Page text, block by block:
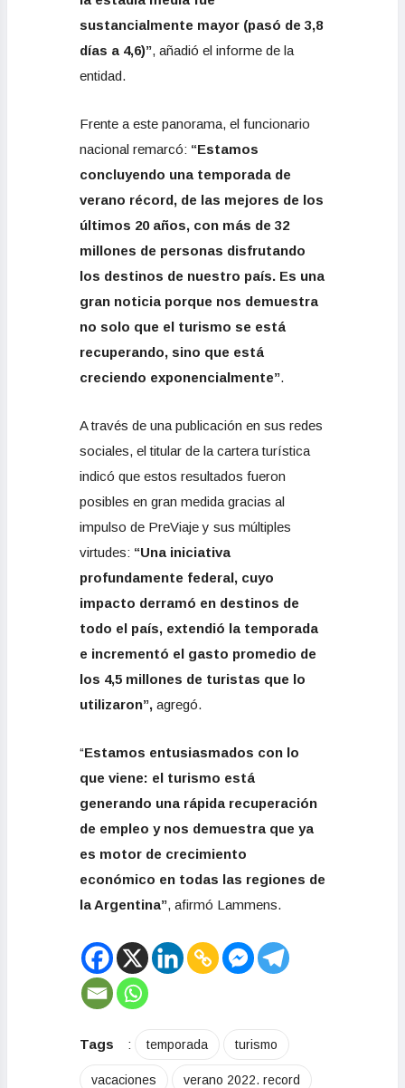
sustancialmente mayor (pasó de 3,8
días a 4,6)”, añadió el informe de la
entidad.
Frente a este panorama, el funcionario
nacional remarcó: “Estamos
concluyendo una temporada de
verano récord, de las mejores de los
últimos 20 años, con más de 32
millones de personas disfrutando
los destinos de nuestro país. Es una
gran noticia porque nos demuestra
no solo que el turismo se está
recuperando, sino que está
creciendo exponencialmente”.
A través de una publicación en sus redes
sociales, el titular de la cartera turística
indicó que estos resultados fueron
posibles en gran medida gracias al
impulso de PreViaje y sus múltiples
virtudes: “Una iniciativa
profundamente federal, cuyo
impacto derramó en destinos de
todo el país, extendió la temporada
e incrementó el gasto promedio de
los 4,5 millones de turistas que lo
utilizaron”, agregó.
“Estamos entusiasmados con lo
que viene: el turismo está
generando una rápida recuperación
de empleo y nos demuestra que ya
es motor de crecimiento
económico en todas las regiones de
la Argentina”, afirmó Lammens.
Tags : temporada turismo
vacaciones verano 2022. record